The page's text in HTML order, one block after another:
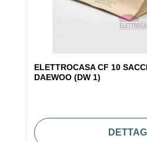
ELETTROCASA CF 10
DAEWOO (DW 1)